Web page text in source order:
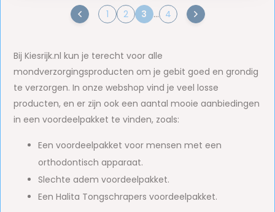
1 2 3 ... 4
Bij Kiesrijk.nl kun je terecht voor alle
mondverzorgingsproducten om je gebit goed en grondig
te verzorgen. In onze webshop vind je veel losse
producten, en er zijn ook een aantal mooie aanbiedingen
in een voordeelpakket te vinden, zoals:
Een voordeelpakket voor mensen met een
orthodontisch apparaat.
Slechte adem voordeelpakket.
Een Halita Tongschrapers voordeelpakket.